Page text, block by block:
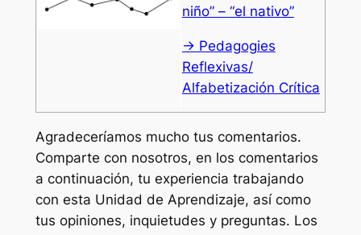
niño” – “el nativo”
→ Pedagogies
Reflexivas/
Alfabetización Crítica
Agradeceríamos mucho tus comentarios.
Comparte con nosotros, en los comentarios
a continuación, tu experiencia trabajando
con esta Unidad de Aprendizaje, así como
tus opiniones, inquietudes y preguntas. Los